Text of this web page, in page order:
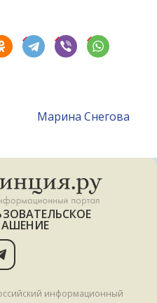
Mарина Снегова
информационный